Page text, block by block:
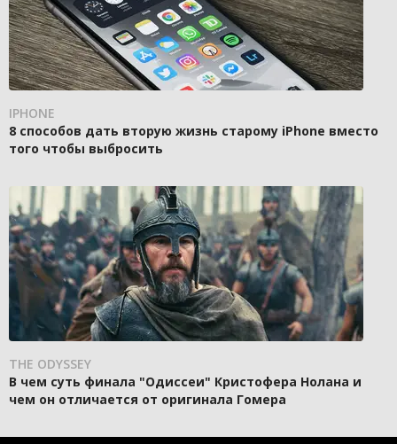
IPHONE
8 способов дать вторую жизнь старому iPhone вместо
того чтобы выбросить
THE ODYSSEY
В чем суть финала "Одиссеи" Кристофера Нолана и
чем он отличается от оригинала Гомера